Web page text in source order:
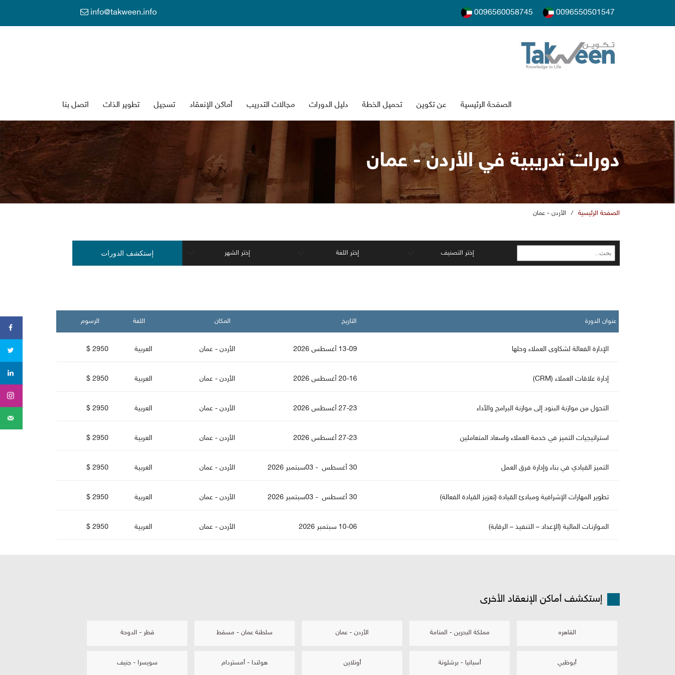
0096550501547
0096560058745
info@takween.info
الصفحة الرئيسية عن تكوين تحميل الخطة دليل الدورات جالات التدريب أماكن الإنعقاد تسجي تطوير الذات اتصل بنا
دورات تدريبية في الأردن - عمان
الصفحة الرئيسية / الأردن - عمان
إختر التصنيف إختر اللغة إختر الشهر
عنوان الدورة التاريخ المكان اللغة الرسو
الإدارة الفعالة لشكاوى العملاء وحلها 13-09 أغسطس 2026 الأردن - عمان العربية 2950 $
إدارة علاقات العملاء (CRM) 20-16 أغسطس 2026 الأردن - عمان العربية 2950 $
التحول من موازنة البنود إلى موازنة البرامج والأداء 27-23 أغسطس 2026 الأردن - عمان العربية 2950 $
استراتيجيات التميز في خدمة العملاء واسعاد المتعاملين 27-23 أغسطس 2026 الأردن - عمان العربية 2950 $
التميز القيادي في بناء وإدارة فرق الع 30 أغسطس - 03سبتمبر 2026 الأردن - عمان العربية 2950 $
تطوير المهارات الإشرافية ومبادئ القيادة (تعزيز القيادة الفعالة) 30 أغسطس - 03سبتمبر 2026 الأردن - عمان العربية 2950 $
المـوازنـات المالية (الإعداد – التنفيذ – الرقابة) 10-06 سبتمبر 2026 الأردن - عمان العربية 2950 $
إستكشف أماكن الإنعقاد الأخرى
القاهره كة البحرين - المنامة الأردن - عمان سلطنة عمان - مسقط قطر - الدوحة
أبوظبي أسبانيا - برشلونة أونلاين هولندا - أمستردا سويسرا - جنيف